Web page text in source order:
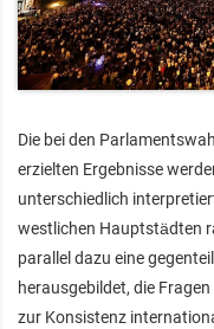
Die bei den
erzielten Ergebnisse
unterschiedlich
westlichen Hauptstädten
parallel dazu eine
herausgebildet, die
zur Konsistenz